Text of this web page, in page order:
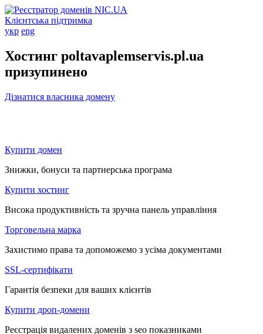
Клієнтська підтримка
укр eng
Хостинг poltavaplemservis.pl.ua
призупинено
Дізнатися власника домену
Купити домен
Знижки, бонуси та партнерська програма
Купити хостинг
Висока продуктивність та зручна панель управління
Торговельна марка
Захистимо права та допоможемо з усіма документами
SSL-сертифікати
Гарантія безпеки для ваших клієнтів
Купити дроп-домени
Реєстрація видалених доменів з seo показниками